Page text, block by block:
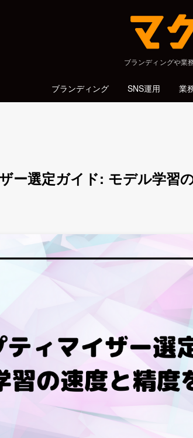
ブランディングや業
ブランディング SNS運用 業
ー選定ガイド: モデル学習